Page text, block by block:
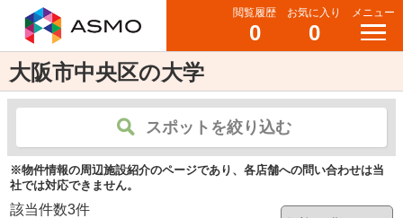
閲覧履歴
0
お気に入り
0
メニュー
大阪市中央区の大学
スポットを絞り込む
※物件情報の周辺施設紹介のページであり、各店舗への問い合わせは当
社では対応できません。
該当件数3件